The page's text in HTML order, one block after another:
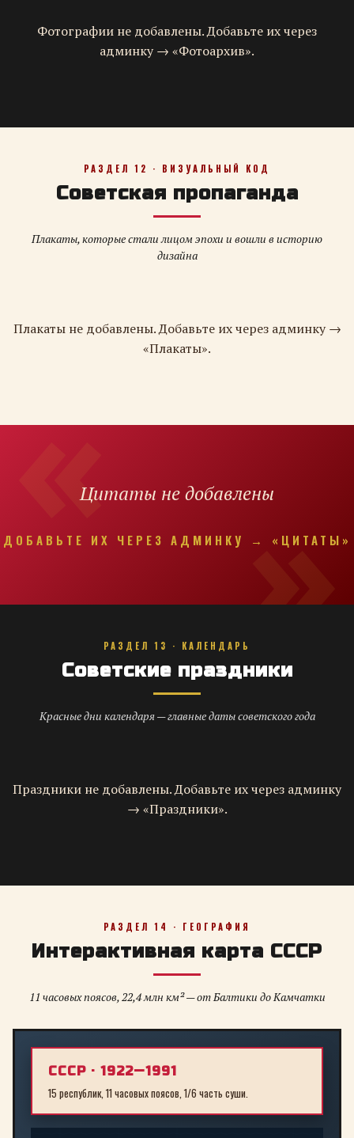
Фотографии не добавлены. Добавьте их через
админку → «Фотоархив».
РАЗДЕЛ 12 · ВИЗУАЛЬНЫЙ КОД
Советская пропаганда
Плакаты, которые стали лицом эпохи и вошли в историю
дизайна
Плакаты не добавлены. Добавьте их через админку →
«Плакаты».
Цитаты не добавлены
ДОБАВЬТЕ ИХ ЧЕРЕЗ АДМИНКУ → «ЦИТАТЫ»
РАЗДЕЛ 13 · КАЛЕНДАРЬ
Советские праздники
Красные дни календаря — главные даты советского года
Праздники не добавлены. Добавьте их через админку
→ «Праздники».
РАЗДЕЛ 14 · ГЕОГРАФИЯ
Интерактивная карта СССР
11 часовых поясов, 22,4 млн км² — от Балтики до Камчатки
СССР · 1922—1991
15 республик, 11 часовых поясов, 1/6 часть суши.